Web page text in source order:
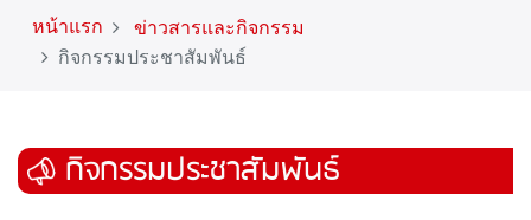
หน้าแรก
ข่าวสารและกิจกรรม
กิจกรรมประชาสัมพันธ์
กิจกรรมประชาสัมพันธ์